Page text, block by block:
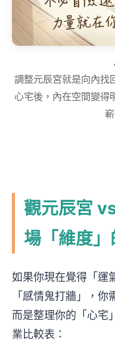
調整元辰宮就是向內找
心宅後，內在空間變得
觀元辰宮
場「維度
如果你現在覺得「運
「感情鬼打牆」，你
而是整理你的「心宅
業比較表：